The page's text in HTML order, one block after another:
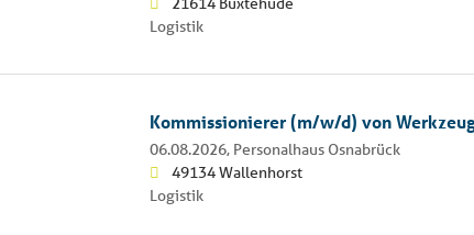
Logistik
Kommissionierer (m/w/d) von
06.08.2026, Personalhaus Osnabrück
49134 Wallenhorst
Logistik